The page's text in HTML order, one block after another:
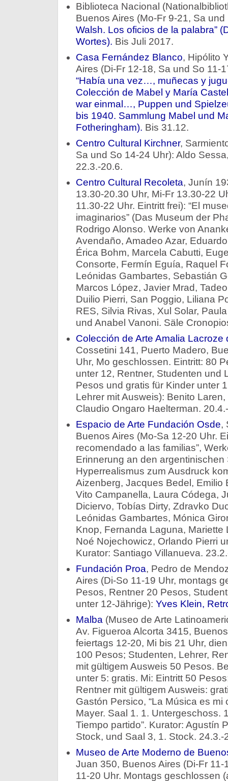
Biblioteca Nacional
Buenos Aires (Mo-Fr 9-21, Sa
Walsh. Los oficios de la palabra”
Wortes). Bis Juli 2017.
Casa Fernández Blanco, Hipólito
Aires (Di-Fr 12-18, Sa und So 11-
“Había una vez…, muñecas y
Colección de Mabel y María
war einmal…, Puppen und
bis 1940. Sammlung Mabel und
Fotheringham). Bis 31.12.
Centro Cultural Kirchner,
Sa und So 14-24 Uhr): Aldo
22.3.-20.6.
Centro Cultural Recoleta, Junín
13.30-20.30 Uhr, Mi-Fr 13.30-22
11.30-22 Uhr. Eintritt frei): “El
imaginarios” (Das Museum der
Rodrigo Alonso. Werke von
Avendaño, Amadeo Azar,
Érica Bohm, Marcela Cabutti,
Consorte, Fermín Eguía, Raquel
Leónidas Gambartes, Sebastián
Marcos López, Javier Mrad,
Duilio Pierri, San Poggio, Liliana
RES, Silvia Rivas, Xul Solar,
und Anabel Vanoni. Säle
Colección de Arte Amalia Lacroze
Cossetini 141, Puerto Madero,
Uhr, Mo geschlossen. Eintritt: 80
unter 12, Rentner, Studenten und
Pesos und gratis für Kinder unter
Lehrer mit Ausweis): Benito Laren,
Claudio Ongaro Haelterman.
Espacio de Arte Fundación Osde,
Buenos Aires (Mo-Sa 12-20 Uhr.
recomendado a las familias”,
Erinnerung an den argentinischen
Hyperrealismus zum Ausdruck
Aizenberg, Jacques Bedel, Emilio
Vito Campanella, Laura Códega,
Diciervo, Tobías Dirty, Zdravko
Leónidas Gambartes, Mónica
Knop, Fernanda Laguna, Mariette
Noé Nojechowicz, Orlando Pierri
Kurator: Santiago Villanueva.
Fundación Proa, Pedro de
Aires (Di-So 11-19 Uhr, montags
Pesos, Rentner 20 Pesos,
unter 12-Jährige): Yves Klein,
Malba (Museo de Arte
Av. Figueroa Alcorta 3415,
feiertags 12-20, Mi bis 21 Uhr,
100 Pesos; Studenten, Lehrer,
mit gültigem Ausweis 50 Pesos.
unter 5: gratis. Mi: Eintritt 50
Rentner mit gültigem Ausweis:
Gastón Persico, “La Música es mi
Mayer. Saal 1. 1. Untergeschoss.
Tiempo partido”. Kurator: Agustín
Stock, und Saal 3, 1. Stock. 24.3.-
Museo de Arte Moderno de
Juan 350, Buenos Aires (Di-Fr
11-20 Uhr. Montags geschlossen